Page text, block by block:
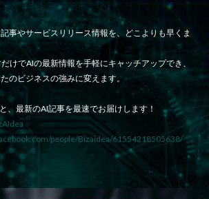
事やサービスリリース情報を、どこよりも早くま
けでAIの最新情報を手軽にキャッチアップでき、
のビジネスの強みに変えます。
、最新のAI記事を最速でお届けします！
people/Bizaidea/61554218505638/